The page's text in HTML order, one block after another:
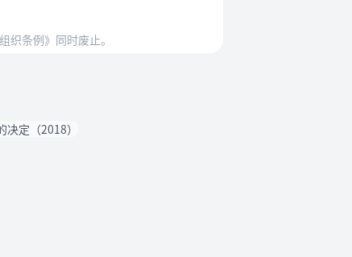
条例》同时废止。
定（2018）